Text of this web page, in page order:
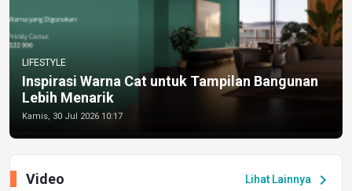
LIFESTYLE
Inspirasi Warna Cat untuk Tampilan Bangunan
Lebih Menarik
Kamis, 30 Jul 2026 10:17
Lihat Lainnya chevron_right
Video